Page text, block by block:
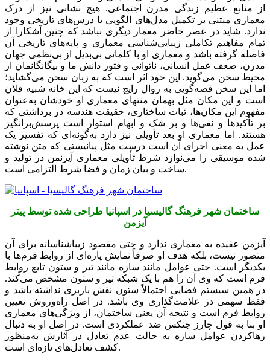
از منابع عظیم زندگی مدرن اجتماعی. هیچ نشانی نیز از درک
معماری مبتنی بر تکمیل مدل‌های الگویی یا درس‌های تاریخی وجود
ندارد. شاید در عصر حاضر معمار دیگری نباشد که چنین آشکارا از
تمام مفاهیم تکاملی زیبایی‌شناسی معماری و پایه‌های تاریخی آن
فاصله گرفته باشد و معماری او با کلماتی بی‌بدیل از بی‌نظمی جهان
مدرن، ضعف عمل انسانی، ناتوانی و فتور دانش ما و بیگانگانمان از
محیط سخن می‌گوید. این خود اثر است که به زبان سخن می‌گشاید؛
اما این سخن قصه‌گویی به روال رایج نیست که این خانه شبیه فلان
است و این مکان مثل بهمان منتهای معماری او خودشان به‌عنوان
مفهوم این مکان‌ها، ثبات ساختاری، حقیقت هندسه در برداشتی که
بر تأکیدها و نفی‌ها و بر شک و ابهام استوار است پرسش‌برانگیز
هستند. اما معماری او بعد تأویلی نیز دارد به‌گونه‌ای که تفسیر یک
عمل به معنی اجرای آن است درست مثل پیانیستی که متن نوشته
شده موسیقی را می‌نوازد شرط تأویلی معماری آیزنمن در تولید و
ساخت و بیان زمان و فضا شرط التزامی است.
ساختمان شهر فرهنگ گالیسیا در اسپانیا طراحی شده توسط پیتر
آیزمن
آیزمن عقیده به معماری ندارد و حتی مقصود زیباشناسانه برای آن
متصور نیست، بلکه هدف او صرفاً نمایش پاره‌ای از روابط فرم‌ها با
یکدیگر است. حتی عوامل مانند سازه مانند تیر و ستون تابع روابط
فرم است که وی آن را هم با یک شبکه تیر و ستون مشخص می‌کند.
در همین سیستم فضایی احتمالاً ستون نقش باربری نداشته باشد و
فقط سهمی در علامت‌گذاری وی باشد. در اصل راه‌وروش تعیین
روابط فرم است و نتیجه آن یعنی ساختمان، از ویژگی‌های معماری
او بنا به قول چارز جنکس ضد عملکردی است. در اصل او به دنبال
رهاکردن عوامل سازه به حالت عدم تعادل در آثارش به‌منظور
کشف تعادل‌های تازه‌ای است.